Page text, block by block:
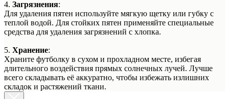
4. Загрязнения:
Для удаления пятен используйте мягкую щетку или губку с
теплой водой. Для стойких пятен применяйте специальные
средства для удаления загрязнений с хлопка.
5. Хранение:
Храните футболку в сухом и прохладном месте, избегая
длительного воздействия прямых солнечных лучей. Лучше
всего складывать её аккуратно, чтобы избежать излишних
складок и растяжений ткани.